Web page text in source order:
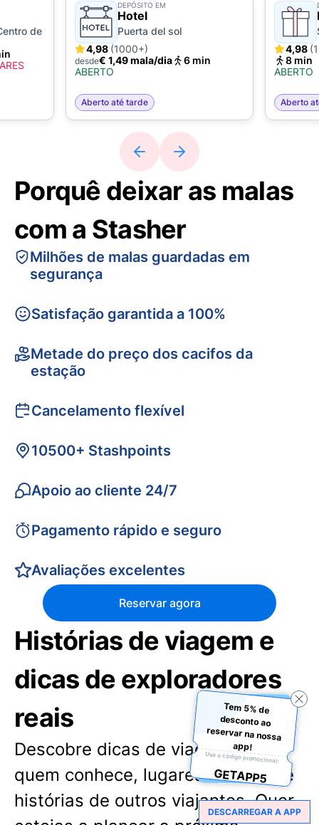
de
DEPÓSITO EM
Hotel
Puerta del sol
4,98 (1000+)
desde€ 1,49 mala/dia
6 min
ABERTO
Aberto até tarde
4,98
8 min
ABERTO
Aberto
Porquê deixar as malas
com a Stasher
Milhões de malas guardadas em
segurança
Satisfação garantida a 100%
Metade do preço dos cacifos da
estação
Cancelamento flexível
10500+ Stashpoints
Apoio ao cliente 24/7
Pagamento rápido e seguro
Avaliações excelentes
Reservar agora
Histórias de viagem e
dicas de exploradores
reais
Descobre dicas de viagem de
quem conhece, lugares secretos e
histórias de outros viajantes. Quer
Tem 5% de
desconto ao
reservar na nossa
app!
Usa o código promocional:
GETAPP5
DESCARREGAR A APP